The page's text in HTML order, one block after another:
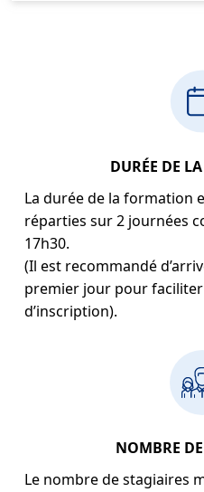
DURÉE DE
La durée de la formation
réparties sur 2 journées
17h30.
(Il est recommandé
premier jour pour
d’inscription).
NOMBRE
Le nombre de stagiaires